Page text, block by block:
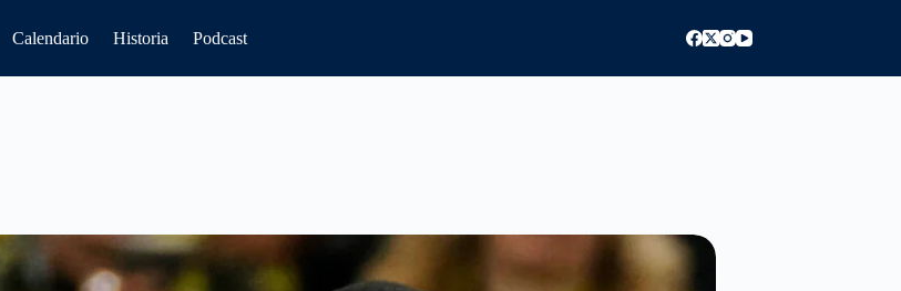
Calendario Historia Podcast